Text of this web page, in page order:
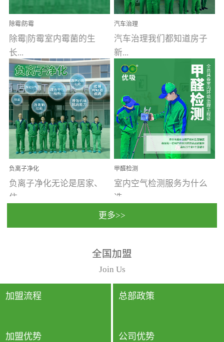
首的室内...
液来说，无...
除霉|防霉
除霉|防霉室内霉菌的生
长...
受温度、湿度、基质养
分、通风四个条件影响，
温暖潮湿、营养物质多、
通风缓慢的空间最易滋生
大量霉菌的...
汽车治理
汽车治理我们都知道房子
新...
装修完会有甲醛，其实汽
车的甲醛超标问题更为严
重。汽车的空间范围小，
配件、皮具、装饰多，这
些都是汽...
负离子净化
负离子净化无论是居家、
住...
动，人类长时间停留的室
内空间都有整体消毒的需
要。因为空间内人流携带
的、空气...
甲醛检测
室内空气检测服务为什么
选...
行国家规定的标准检测方
法，空气采样量准确，检
测结果可靠，远胜于其他
检测...
更多>>
全国加盟
Join Us
加盟流程 总部政策
加盟优势 公司优势